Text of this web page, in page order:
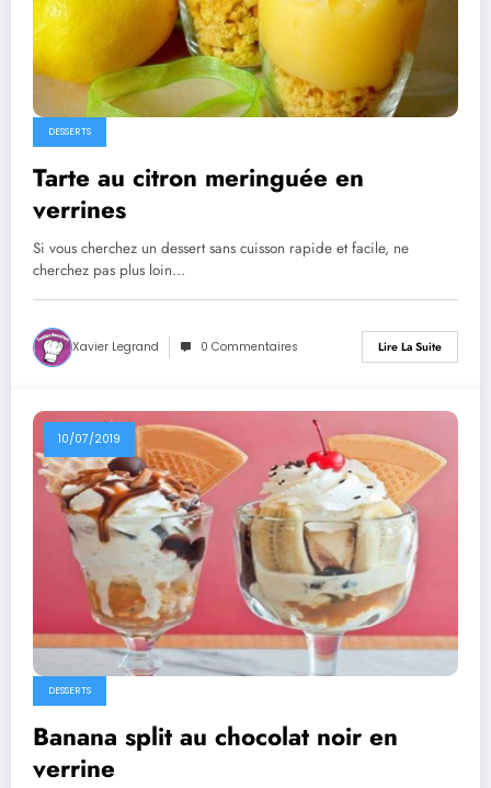
DESSERTS
Tarte au citron meringuée en
verrines
Si vous cherchez un dessert sans cuisson rapide et facile, ne
cherchez pas plus loin…
Xavier Legrand 0 Commentaires Lire La Suite
10/07/2019
DESSERTS
Banana split au chocolat noir en
verrine